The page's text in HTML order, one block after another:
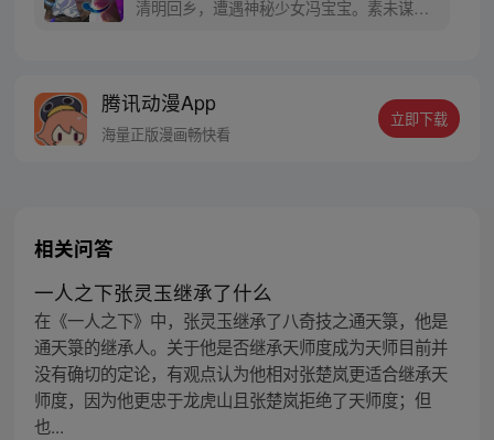
清明回乡，遭遇神秘少女冯宝宝。素未谋面
密，张楚岚的生活被彻底颠覆，与冯宝宝一
同踏上“异人”之旅。
腾讯动漫App
海量正版漫画畅快看
立即下载
相关问答
一人之下张灵玉继承了什么
在《一人之下》中，张灵玉继承了八奇技之通天箓，他是
通天箓的继承人。关于他是否继承天师度成为天师目前并
没有确切的定论，有观点认为他相对张楚岚更适合继承天
师度，因为他更忠于龙虎山且张楚岚拒绝了天师度；但
也...